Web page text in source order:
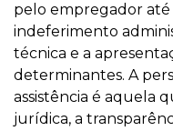
pelo empregador até
indeferimento
técnica e a
determinantes. A
assistência é aquela
jurídica, a